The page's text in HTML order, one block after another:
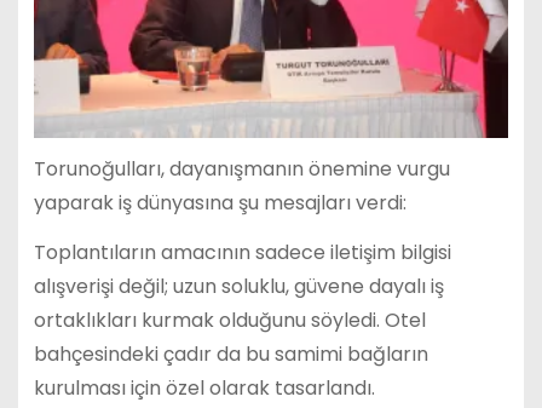
Torunoğulları, dayanışmanın önemine vurgu
yaparak iş dünyasına şu mesajları verdi:
Toplantıların amacının sadece iletişim bilgisi
alışverişi değil; uzun soluklu, güvene dayalı iş
ortaklıkları kurmak olduğunu söyledi. Otel
bahçesindeki çadır da bu samimi bağların
kurulması için özel olarak tasarlandı.